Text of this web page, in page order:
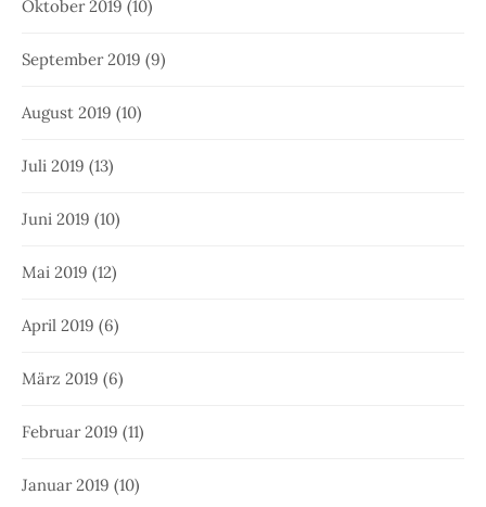
Oktober 2019 (10)
September 2019 (9)
August 2019 (10)
Juli 2019 (13)
Juni 2019 (10)
Mai 2019 (12)
April 2019 (6)
März 2019 (6)
Februar 2019 (11)
Januar 2019 (10)